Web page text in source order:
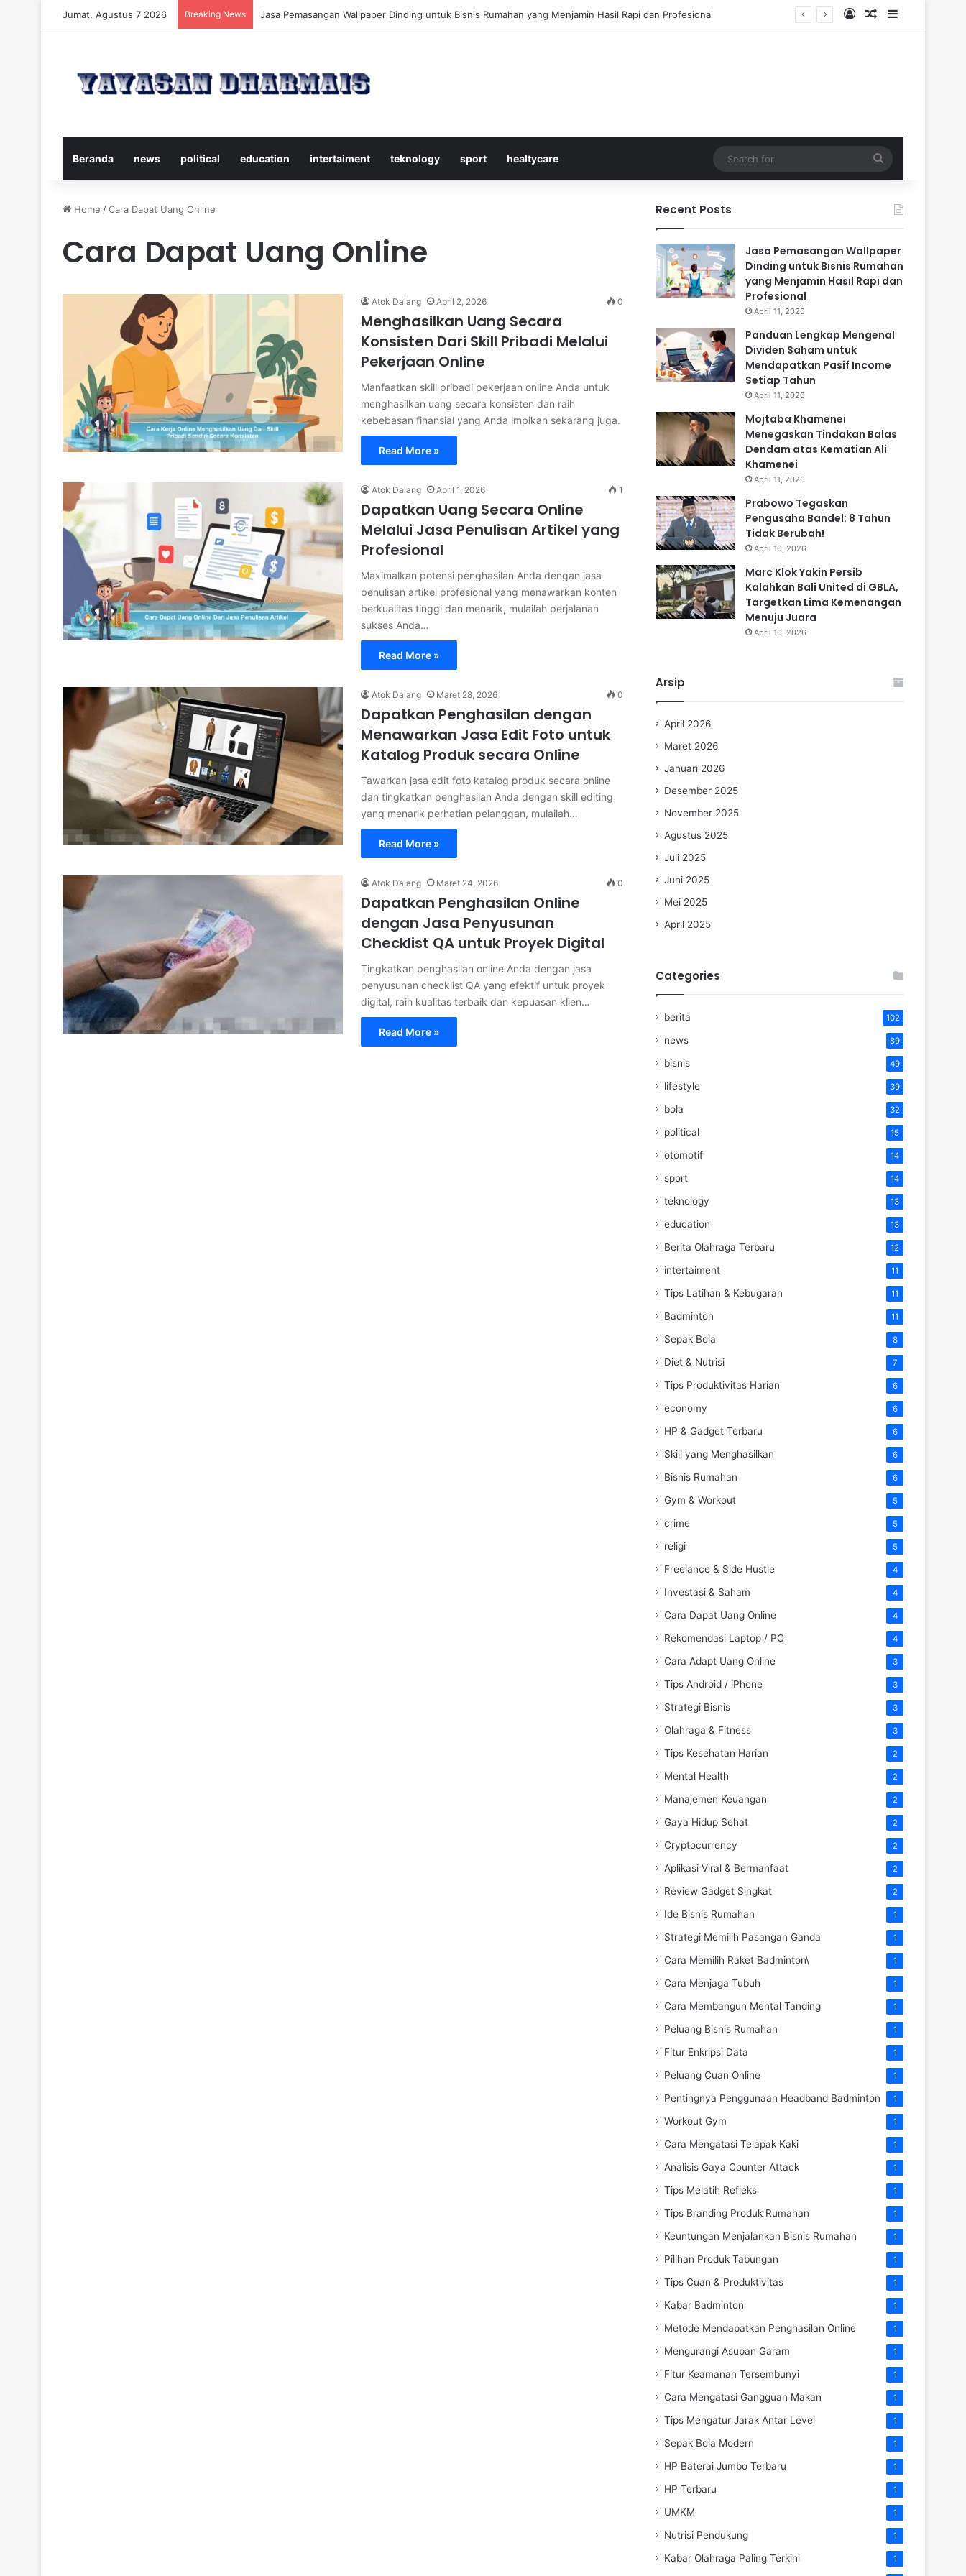
Jumat, Agustus 7 2026 Breaking News Panduan Lengkap Mengenal Dividen Saham untuk Mendapatkan Pasif Income Setiap Tahun Log InRandom Article
Sidebar
Beranda news political education intertaiment teknology sport healtycare
for
Home /Cara Dapat Uang Online
Cara Dapat Uang Online
Atok Dalang April 2, 2026 0
Menghasilkan Uang Secara
Konsisten Dari Skill Pribadi Melalui
Pekerjaan Online
Manfaatkan skill pribadi pekerjaan online Anda untuk
menghasilkan uang secara konsisten dan raih
kebebasan finansial yang Anda impikan sekarang juga.
Read More »
Atok Dalang April 1, 2026 1
Dapatkan Uang Secara Online
Melalui Jasa Penulisan Artikel yang
Profesional
Maximalkan potensi penghasilan Anda dengan jasa
penulisan artikel profesional yang menawarkan konten
berkualitas tinggi dan menarik, mulailah perjalanan
sukses Anda…
Read More »
Atok Dalang Maret 28, 2026 0
Dapatkan Penghasilan dengan
Menawarkan Jasa Edit Foto untuk
Katalog Produk secara Online
Tawarkan jasa edit foto katalog produk secara online
dan tingkatkan penghasilan Anda dengan skill editing
yang menarik perhatian pelanggan, mulailah…
Read More »
Atok Dalang Maret 24, 2026 0
Dapatkan Penghasilan Online
dengan Jasa Penyusunan
Checklist QA untuk Proyek Digital
Tingkatkan penghasilan online Anda dengan jasa
penyusunan checklist QA yang efektif untuk proyek
digital, raih kualitas terbaik dan kepuasan klien…
Read More »
Recent Posts
Jasa Pemasangan Wallpaper
Dinding untuk Bisnis Rumahan
yang Menjamin Hasil Rapi dan
Profesional
April 11, 2026
Panduan Lengkap Mengenal
Dividen Saham untuk
Mendapatkan Pasif Income
Setiap Tahun
April 11, 2026
Mojtaba Khamenei
Menegaskan Tindakan Balas
Dendam atas Kematian Ali
Khamenei
April 11, 2026
Prabowo Tegaskan
Pengusaha Bandel: 8 Tahun
Tidak Berubah!
April 10, 2026
Marc Klok Yakin Persib
Kalahkan Bali United di GBLA,
Targetkan Lima Kemenangan
Menuju Juara
April 10, 2026
Arsip
April 2026
Maret 2026
Januari 2026
Desember 2025
November 2025
Agustus 2025
Juli 2025
Juni 2025
Mei 2025
April 2025
Categories
berita 102
news 89
bisnis 49
lifestyle 39
bola 32
political 15
otomotif 14
sport 14
teknology 13
education 13
Berita Olahraga Terbaru 12
intertaiment 11
Tips Latihan & Kebugaran 11
Badminton 11
Sepak Bola 8
Diet & Nutrisi 7
Tips Produktivitas Harian 6
economy 6
HP & Gadget Terbaru 6
Skill yang Menghasilkan 6
Bisnis Rumahan 6
Gym & Workout 5
crime 5
religi 5
Freelance & Side Hustle 4
Investasi & Saham 4
Cara Dapat Uang Online 4
Rekomendasi Laptop / PC 4
Cara Adapt Uang Online 3
Tips Android / iPhone 3
Strategi Bisnis 3
Olahraga & Fitness 3
Tips Kesehatan Harian 2
Mental Health 2
Manajemen Keuangan 2
Gaya Hidup Sehat 2
Cryptocurrency 2
Aplikasi Viral & Bermanfaat 2
Review Gadget Singkat 2
Ide Bisnis Rumahan 1
Strategi Memilih Pasangan Ganda 1
Cara Memilih Raket Badminton\ 1
Cara Menjaga Tubuh 1
Cara Membangun Mental Tanding 1
Peluang Bisnis Rumahan 1
Fitur Enkripsi Data 1
Peluang Cuan Online 1
Pentingnya Penggunaan Headband Badminton 1
Workout Gym 1
Cara Mengatasi Telapak Kaki 1
Analisis Gaya Counter Attack 1
Tips Melatih Refleks 1
Tips Branding Produk Rumahan 1
Keuntungan Menjalankan Bisnis Rumahan 1
Pilihan Produk Tabungan 1
Tips Cuan & Produktivitas 1
Kabar Badminton 1
Metode Mendapatkan Penghasilan Online 1
Mengurangi Asupan Garam 1
Fitur Keamanan Tersembunyi 1
Cara Mengatasi Gangguan Makan 1
Tips Mengatur Jarak Antar Level 1
Sepak Bola Modern 1
HP Baterai Jumbo Terbaru 1
HP Terbaru 1
UMKM 1
Nutrisi Pendukung 1
Kabar Olahraga Paling Terkini 1